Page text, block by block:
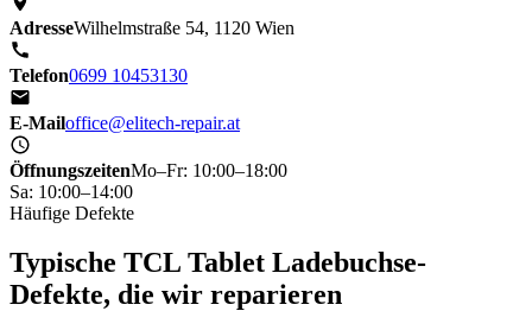
AdresseWilhelmstraße 54, 1120 Wien
Telefon0699 10453130
E-Mailoffice@elitech-repair.at
ÖffnungszeitenMo–Fr: 10:00–18:00
Sa: 10:00–14:00
Häufige Defekte
Typische TCL Tablet Ladebuchse-
Defekte, die wir reparieren